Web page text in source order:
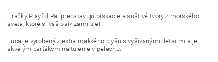
Hračky Playful Pal predstavujú pískacie a šuštivé tvory z morského
sveta, ktoré si váš psík zamiluje!
Luca je vyrobený z extra mäkkého plyšu s vyšívanými detailmi a je
skvelým parťákom na tulenie v pelechu.